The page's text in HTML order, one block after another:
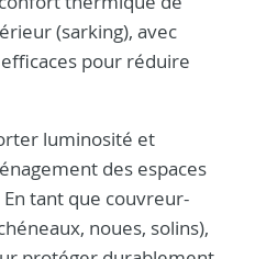
(sarking), avec
pour réduire
luminosité et
des espaces
tant que couvreur-
noues, solins),